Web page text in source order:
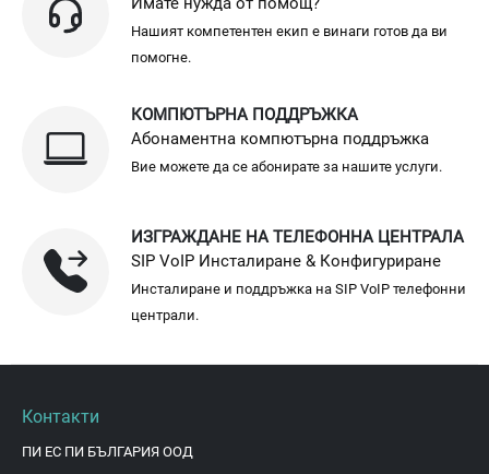
Нашият компетентен екип е винаги готов да ви
помогне.
КОМПЮТЪРНА ПОДДРЪЖКА
Абонаментна компютърна поддръжка
Вие можете да се абонирате за нашите услуги.
ИЗГРАЖДАНЕ НА ТЕЛЕФОННА ЦЕНТРАЛА
SIP VoIP Инсталиране & Конфигуриране
Инсталиране и поддръжка на SIP VoIP телефонни
централи.
Контакти
ПИ ЕС ПИ БЪЛГАРИЯ ООД